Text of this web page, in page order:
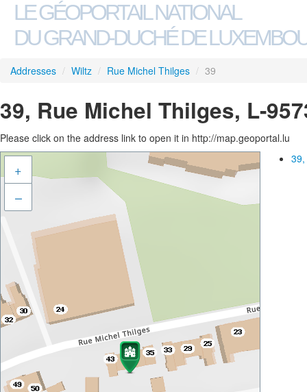
LE GÉOPORTAIL NATIONAL
DU GRAND-DUCHÉ DE
Addresses / Wiltz / Rue Michel Thilges / 39
39, Rue Michel Thilges, L-
Please click on the address link to open it in http://map.geoportal.lu
+
–